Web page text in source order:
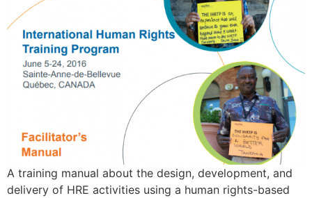
A training manual about the design, development, and
delivery of HRE activities using a human rights-based